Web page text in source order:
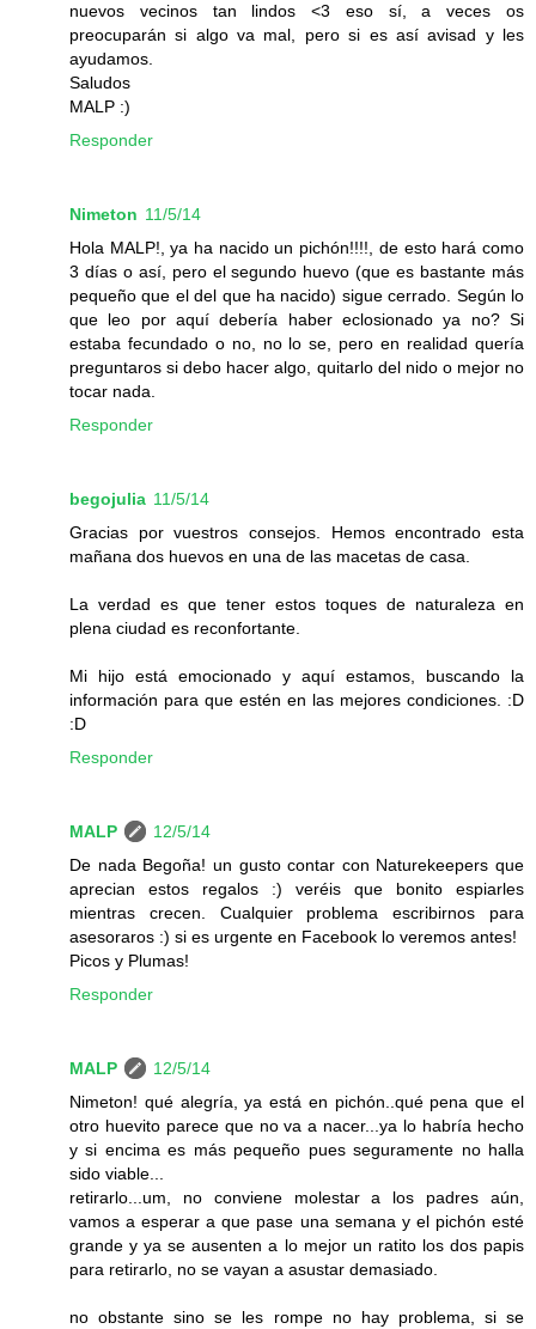
nuevos vecinos tan lindos <3 eso sí, a veces os
preocuparán si algo va mal, pero si es así avisad y les
ayudamos.
Saludos
MALP :)
Responder
Nimeton 11/5/14
Hola MALP!, ya ha nacido un pichón!!!!, de esto hará como
3 días o así, pero el segundo huevo (que es bastante más
pequeño que el del que ha nacido) sigue cerrado. Según lo
que leo por aquí debería haber eclosionado ya no? Si
estaba fecundado o no, no lo se, pero en realidad quería
preguntaros si debo hacer algo, quitarlo del nido o mejor no
tocar nada.
Responder
begojulia 11/5/14
Gracias por vuestros consejos. Hemos encontrado esta
mañana dos huevos en una de las macetas de casa.
La verdad es que tener estos toques de naturaleza en
plena ciudad es reconfortante.
Mi hijo está emocionado y aquí estamos, buscando la
información para que estén en las mejores condiciones. :D
:D
Responder
MALP
12/5/14
De nada Begoña! un gusto contar con Naturekeepers que
aprecian estos regalos :) veréis que bonito espiarles
mientras crecen. Cualquier problema escribirnos para
asesoraros :) si es urgente en Facebook lo veremos antes!
Picos y Plumas!
Responder
MALP
12/5/14
Nimeton! qué alegría, ya está en pichón..qué pena que el
otro huevito parece que no va a nacer...ya lo habría hecho
y si encima es más pequeño pues seguramente no halla
sido viable...
retirarlo...um, no conviene molestar a los padres aún,
vamos a esperar a que pase una semana y el pichón esté
grande y ya se ausenten a lo mejor un ratito los dos papis
para retirarlo, no se vayan a asustar demasiado.
no obstante sino se les rompe no hay problema, si se